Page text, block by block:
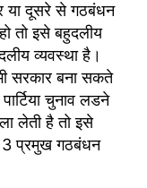
या दूसरे से गठबंधन
तो इसे बहुदलीय
व्यवस्था है।
सरकार बना सकते
चुनाव लडने
लेती है तो इसे
प्रमुख गठबंधन